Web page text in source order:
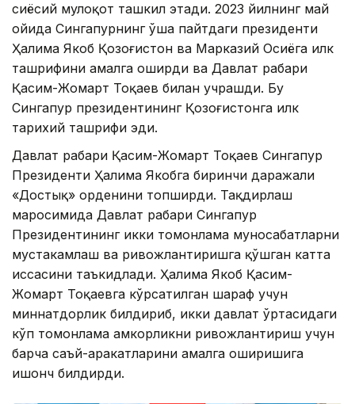
сиёсий мулоқот ташкил этади. 2023 йилнинг май
ойида Сингапурнинг ўша пайтдаги президенти
Ҳалима Якоб Қозоғистон ва Марказий Осиёга илк
ташрифини амалга оширди ва Давлат раҳбари
Қасим-Жомарт Тоқаев билан учрашди. Бу
Сингапур президентининг Қозоғистонга илк
тарихий ташрифи эди.
Давлат раҳбари Қасим-Жомарт Тоқаев Сингапур
Президенти Ҳалима Якобга биринчи даражали
«Достық» орденини топширди. Тақдирлаш
маросимида Давлат раҳбари Сингапур
Президентининг икки томонлама муносабатларни
мустаҳкамлаш ва ривожлантиришга қўшган катта
ҳиссасини таъкидлади. Ҳалима Якоб Қасим-
Жомарт Тоқаевга кўрсатилган шараф учун
миннатдорлик билдириб, икки давлат ўртасидаги
кўп томонлама ҳамкорликни ривожлантириш учун
барча саъй-ҳаракатларини амалга оширишига
ишонч билдирди.